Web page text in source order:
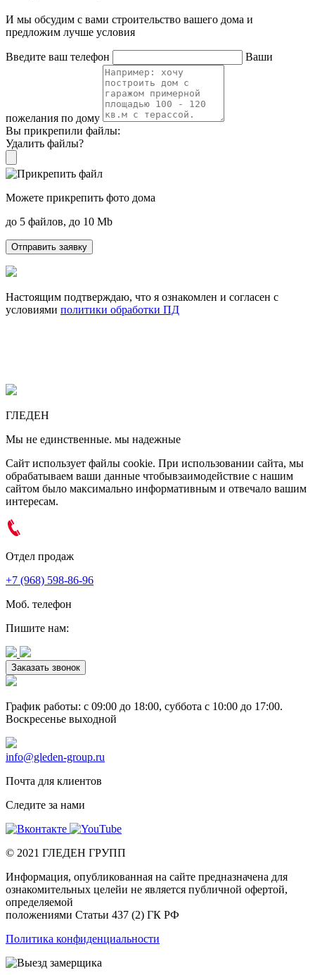
И мы обсудим с вами строительство вашего дома и
предложим лучше условия
Введите ваш телефон Ваши
пожелания по дому
Вы прикрепили файлы:
Удалить файлы?
Можете прикрепить фото дома
до 5 файлов, до 10 Mb
Отправить заявку
Настоящим подтверждаю, что я ознакомлен и согласен с
условиями политики обработки ПД
ГЛЕДЕН
Мы не единственные. мы надежные
Сайт использует файлы cookie. При использовании сайта, мы
обрабатываем ваши данные чтобывзаимодействие с нашим
сайтом было максимально информативным и отвечало вашим
интересам.
Отдел продаж
+7 (968) 598-86-96
Моб. телефон
Пишите нам:
Заказать звонок
График работы: c 09:00 до 18:00, суббота c 10:00 до 17:00.
Воскресенье выходной
info@gleden-group.ru
Почта для клиентов
Следите за нами
© 2021 ГЛЕДЕН ГРУПП
Информация, опубликованная на сайте предназначена для
ознакомительных целейи не является публичной офертой,
определяемой
положениями Статьи 437 (2) ГК РФ
Политика конфиденциальности